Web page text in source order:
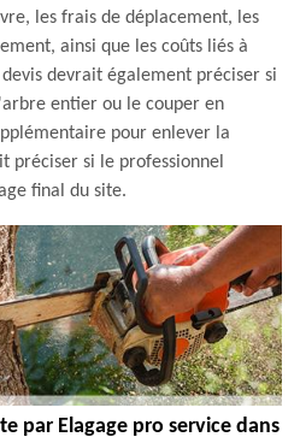
les frais de déplacement, les
ainsi que les coûts liés à
devrait également préciser si
entier ou le couper en
pour enlever la
préciser si le professionnel
final du site.
par Elagage pro service dans